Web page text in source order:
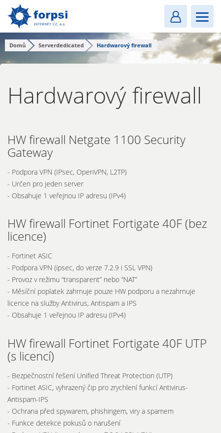
Domů Serverdedicated Hardwarový firewall
Hardwarový firewall
HW firewall Netgate 1100 Security
Gateway
- Podpora VPN (IPsec, OpenVPN, L2TP)
- Určen pro jeden server
- Obsahuje 1 veřejnou IP adresu (IPv4)
HW firewall Fortinet Fortigate 40F (bez
licence)
- Fortinet ASIC
- Podpora VPN (ipsec, do verze 7.2.9 i SSL VPN)
- Provoz v režimu “transparent” nebo “NAT”
- Měsíční poplatek zahrnuje pouze HW podporu a nezahrnuje
licence na služby Antivirus, Antispam a IPS
- Obsahuje 1 veřejnou IP adresu (IPv4)
HW firewall Fortinet Fortigate 40F UTP
(s licencí)
- Bezpečnostní řešení Unified Threat Protection (UTP)
- Fortinet ASIC, vyhrazený čip pro zrychlení funkcí Antivirus-
Antispam-IPS
- Ochrana před spywarem, phishingem, viry a spamem
- Funkce detekce pokusů o narušení
MENU
Login